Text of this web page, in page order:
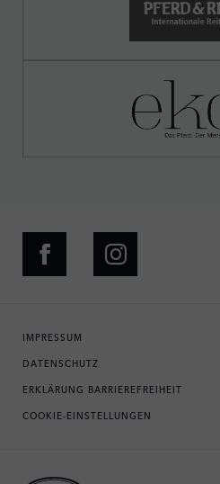
IMPRESSUM
DATENSCHUTZ
ERKLÄRUNG BARRIEREFREIHEIT
COOKIE-EINSTELLUNGEN